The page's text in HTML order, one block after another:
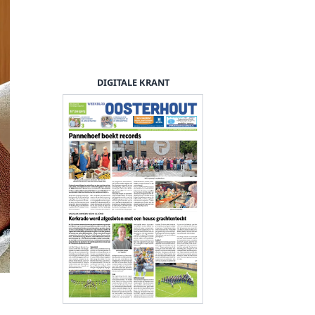
DIGITALE KRANT